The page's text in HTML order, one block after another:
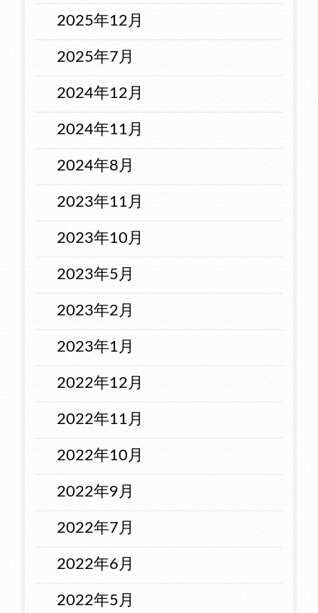
2025年12月
2025年7月
2024年12月
2024年11月
2024年8月
2023年11月
2023年10月
2023年5月
2023年2月
2023年1月
2022年12月
2022年11月
2022年10月
2022年9月
2022年7月
2022年6月
2022年5月